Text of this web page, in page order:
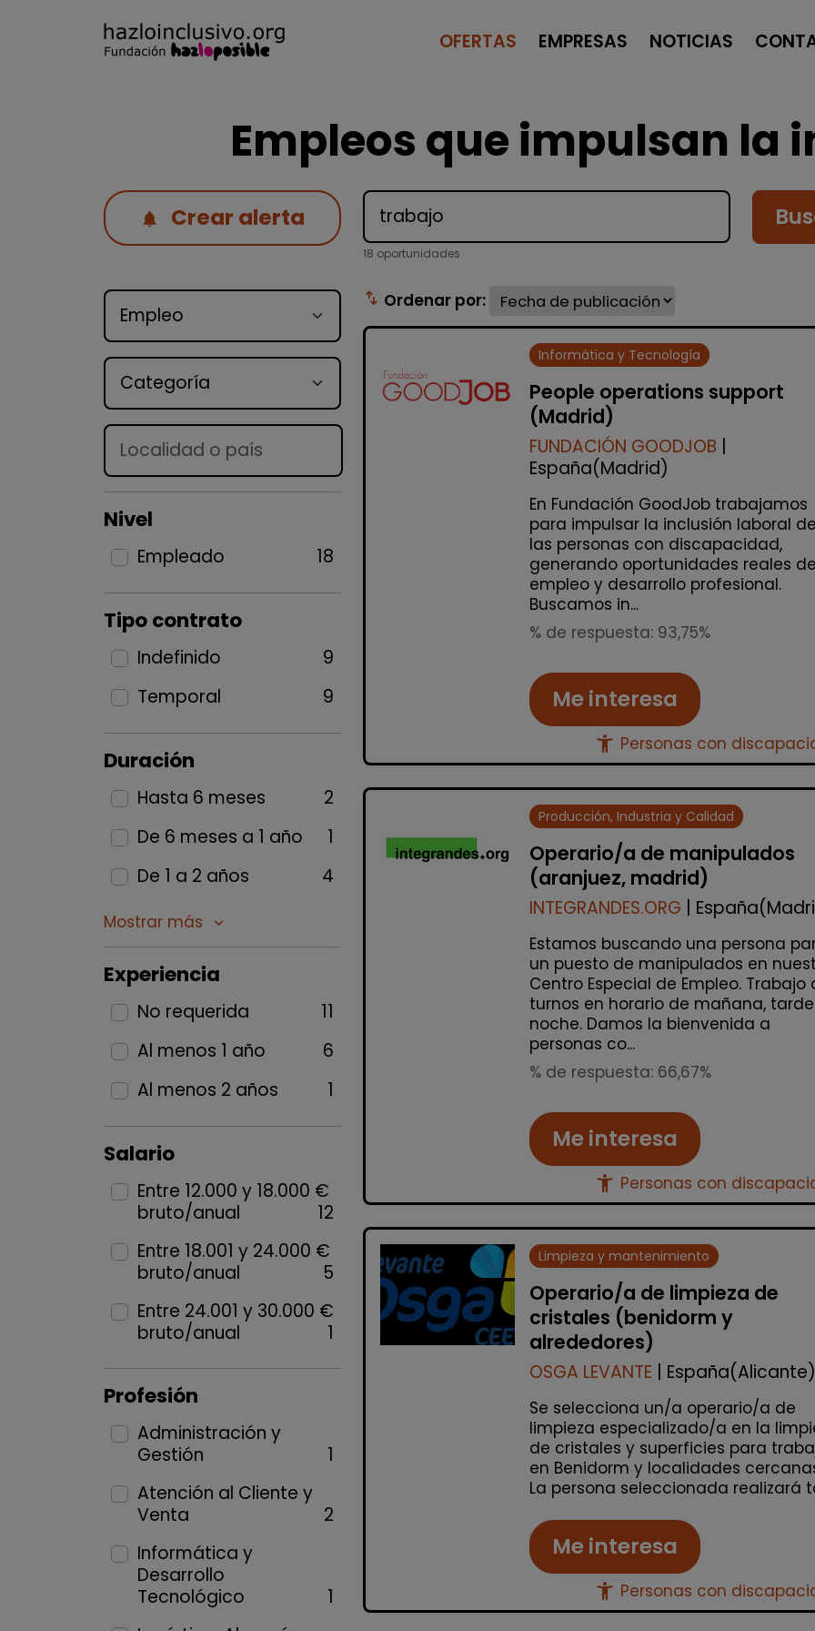
OFERTAS EMPRESAS NOTICIAS
Empleos que impulsan la
Crear alerta
Tipo de oferta
Categoría
Lugar
Nivel
Empleado 18
Tipo contrato
Indefinido
9
Temporal
9
Duración
Hasta 6 meses
2
De 6 meses a 1 año
1
De 1 a 2 años
4
Mostrar más keyboard_arrow_down
Experiencia
No requerida
11
Al menos 1 año
6
Al menos 2 años
1
Salario
Entre 12.000 y 18.000 €
bruto/anual
12
Entre 18.001 y 24.000 €
bruto/anual
5
Entre 24.001 y 30.000 €
bruto/anual
1
Profesión
Administración y
Gestión
1
Atención al Cliente y
Venta
2
Informática y
Desarrollo
Tecnológico
1
18 oportunidades
swap_vert Ordenar por:
Informática y Tecnología
People operations support
(Madrid)
FUNDACIÓN GOODJOB |
España(Madrid)
En Fundación GoodJob trabajamos
para impulsar la inclusión laboral de
las personas con discapacidad,
generando oportunidades reales de
empleo y desarrollo profesional.
Buscamos in...
% de respuesta: 93,75%
Me interesa
accessibility_new Personas con
Producción, Industria y Calidad
Operario/a de manipulados
(aranjuez, madrid)
INTEGRANDES.ORG |
Estamos buscando una persona
un puesto de manipulados en
Centro Especial de Empleo. Trabajo
turnos en horario de mañana,
noche. Damos la bienvenida a
personas co...
% de respuesta: 66,67%
Me interesa
accessibility_new Personas con
Limpieza y mantenimiento
Operario/a de limpieza de
cristales (benidorm y
alrededores)
OSGA LEVANTE | España(Alicante)
Se selecciona un/a operario/a de
limpieza especializado/a en la
de cristales y superficies para
en Benidorm y localidades
La persona seleccionada realizará
Me interesa
accessibility_new Personas con